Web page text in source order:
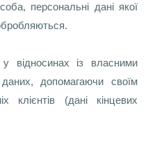
персональні дані якої
відносинах із власними
допомагаючи своїм
клієнтів (дані кінцевих